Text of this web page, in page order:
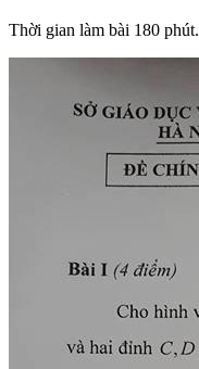
Thời gian làm bài 180 phút.